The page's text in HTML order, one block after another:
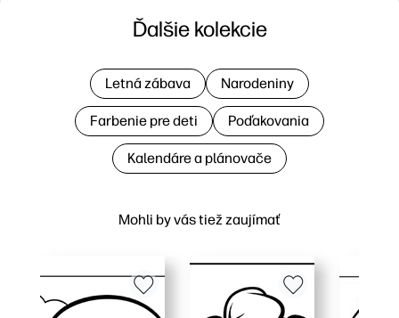
Mohli by vás tiež zaujímať
Ďalšie kolekcie
Letná zábava Narodeniny
Farbenie pre deti Poďakovania
Kalendáre a plánovače